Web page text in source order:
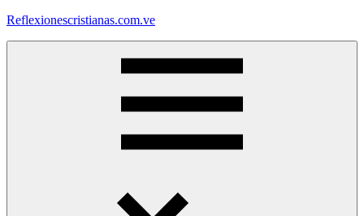
Saltar
Reflexionescristianas.com.ve